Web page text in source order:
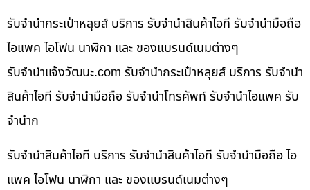
รับจำนำกระเป๋าหลุยส์ บริการ รับจำนำสินค้าไอที รับจำนำมือถือ
ไอแพค ไอโฟน นาฬิกา และ ของแบรนด์เนมต่างๆ
รับจํานําแจ้งวัฒนะ.com รับจำนำกระเป๋าหลุยส์ บริการ รับจำนำ
สินค้าไอที รับจำนำมือถือ รับจำนำโทรศัพท์ รับจำนำไอแพค รับ
จำนำก
รับจำนำสินค้าไอที บริการ รับจำนำสินค้าไอที รับจำนำมือถือ ไอ
แพค ไอโฟน นาฬิกา และ ของแบรนด์เนมต่างๆ